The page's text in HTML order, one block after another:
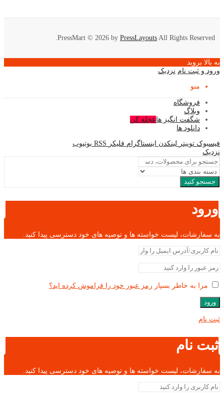
PressMart © 2026 by PressLayouts All Rights Reserved.
به بالا بروید
ورود و ثبت نام نزدیک
منو
فروشگاه
وبلاگ
شگفت انگیز هاعجله کن
دانلود ها
فیسبوک توییتر لینکدن اینستاگرام فلیکر RSS یوتیوب
نزدیک
جستجو کنید
ورود
به سفارشات، لیست خواسته ها و توصیه های خود دسترسی پیدا کنید.
مرا به خاطر بسپار رمز عبور خود را فراموش کرده اید؟
ورود
ثبت نام
ثبت نام
به سفارشات، لیست خواسته ها و توصیه های خود دسترسی پیدا کنید.